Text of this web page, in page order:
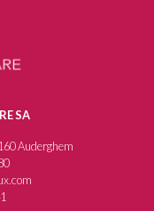
SA
Auderghem